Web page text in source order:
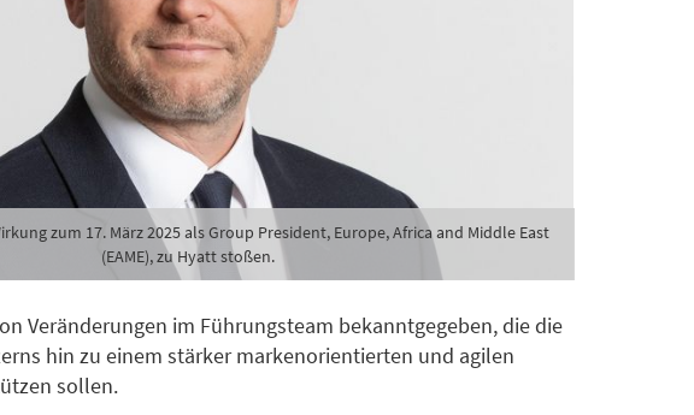
zum 17. März 2025 als Group President, Europe, Africa and Middle East
(EAME), zu Hyatt stoßen.
Veränderungen im Führungsteam bekanntgegeben, die die
hin zu einem stärker markenorientierten und agilen
sollen.